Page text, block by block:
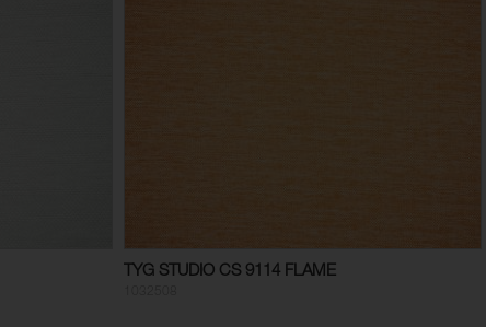
TYG STUDIO CS 9114 FLAME